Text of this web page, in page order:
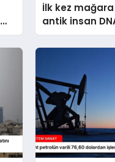
İlk kez
antik insan